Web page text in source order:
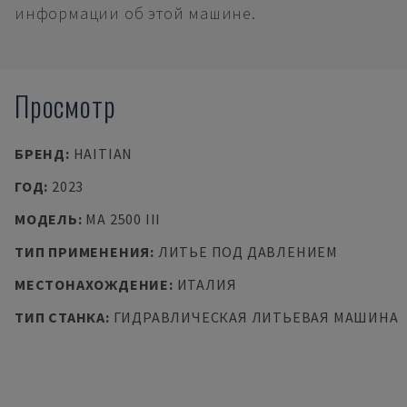
информации об этой машине.
Просмотр
БРЕНД: HAITIAN
ГОД: 2023
МОДЕЛЬ: MA 2500 III
ТИП ПРИМЕНЕНИЯ: ЛИТЬЕ ПОД ДАВЛЕНИЕМ
МЕСТОНАХОЖДЕНИЕ: ИТАЛИЯ
ТИП СТАНКА: ГИДРАВЛИЧЕСКАЯ ЛИТЬЕВАЯ МАШИНА